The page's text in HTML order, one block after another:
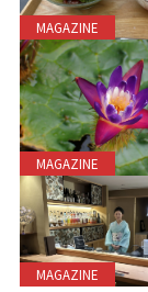
MAGAZINE
MAGAZINE
MAGAZINE